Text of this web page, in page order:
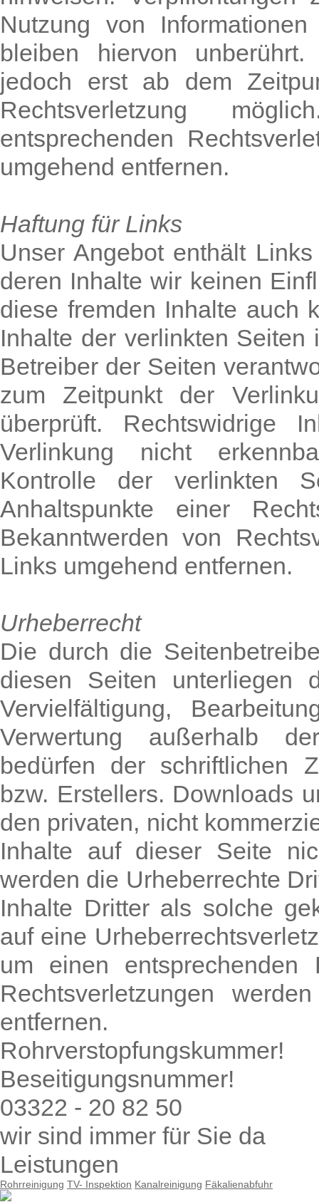
Nutzung von
bleiben hiervon
jedoch erst ab dem
Rechtsverletzung
entsprechenden
umgehend entfernen.
Haftung für Links
Unser Angebot enthält
deren Inhalte wir keinen
diese fremden Inhalte auch
Inhalte der verlinkten
Betreiber der Seiten
zum Zeitpunkt der
überprüft. Rechtswidrige
Verlinkung nicht
Kontrolle der verlinkten
Anhaltspunkte einer
Bekanntwerden von
Links umgehend entfernen.
Urheberrecht
Die durch die
diesen Seiten unterliegen
Vervielfältigung,
Verwertung außerhalb
bedürfen der schriftlichen
bzw. Erstellers. Downloads
den privaten, nicht
Inhalte auf dieser Seite
werden die Urheberrechte
Inhalte Dritter als solche
auf eine
um einen entsprechenden
Rechtsverletzungen
entfernen.
Rohrverstopfungskummer!
Beseitigungsnummer!
03322 - 20 82 50
wir sind immer für Sie da
Leistungen
Rohrreinigung TV- Inspektion Kanalreinigung Fäkalienabfuhr